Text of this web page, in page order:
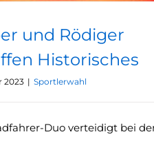
und Rödiger
Historisches
2023 | Sportlerwahl
Duo verteidigt bei der